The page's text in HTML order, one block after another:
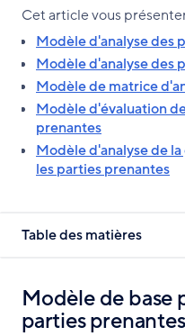
Cet article vous
Modèle d'analyse des
Modèle d'analyse des
Modèle de matrice
Modèle d'évaluation
prenantes
Modèle d'analyse de
les parties prenantes
Table des matières
Modèle de base
parties prenantes